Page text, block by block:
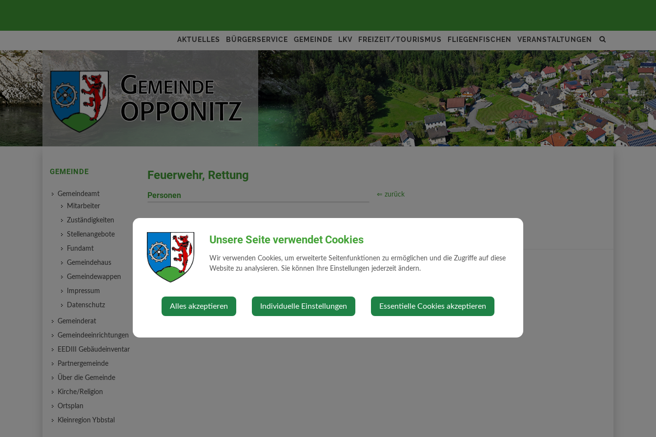
Site
toggle
AKTUELLES BÜRGERSERVICE GEMEINDE LKV FREIZEIT/TOURISMUS FLIEGENFISCHEN VERANSTALTUNGEN
Feuerwehr, Rettung
Personen ⇐ zurück
GEMEINDE
Gemeindeamt
Mitarbeiter
Zuständigkeiten
Stellenangebote
Fundamt
Gemeindehaus
Gemeindewappen
Impressum
Datenschutz
Gemeinderat
Gemeindeeinrichtungen
EEDIII Gebäudeinventar
Partnergemeinde
Über die Gemeinde
Kirche/Religion
Ortsplan
Kleinregion Ybbstal
Unsere Seite verwendet Cookies
Wir verwenden Cookies, um erweiterte Seitenfunktionen zu ermöglichen und die Zugriffe auf diese
Website zu analysieren. Sie können Ihre Einstellungen jederzeit ändern.
Alles akzeptieren Individuelle Einstellungen Essentielle Cookies akzeptieren